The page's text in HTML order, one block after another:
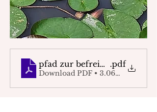
pfad zur befreiung.pdf
Download PDF • 3.06MB